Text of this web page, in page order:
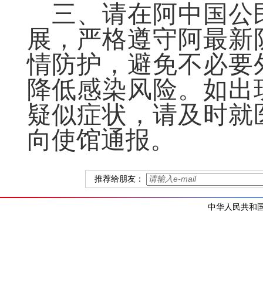
三、请在阿中国
展，严格遵守阿最
情防护，避免不必
降低感染风险。如
疑似症状，请及时
向使馆通报。
推荐给朋友：
中华人民共和